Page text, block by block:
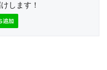
します！